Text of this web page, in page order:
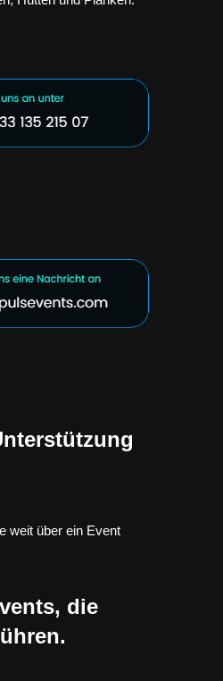
weit über ein Event
die